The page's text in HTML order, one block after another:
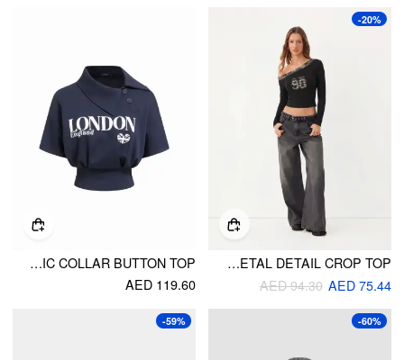
-20%
COTTON-BLEND 98 ASYMMETRICAL NECK METAL DETAIL CROP TOP
AED 75.44
AED 94.30
LONDON HEART GRAPHIC COLLAR BUTTON TOP
AED 119.60
-60%
-59%